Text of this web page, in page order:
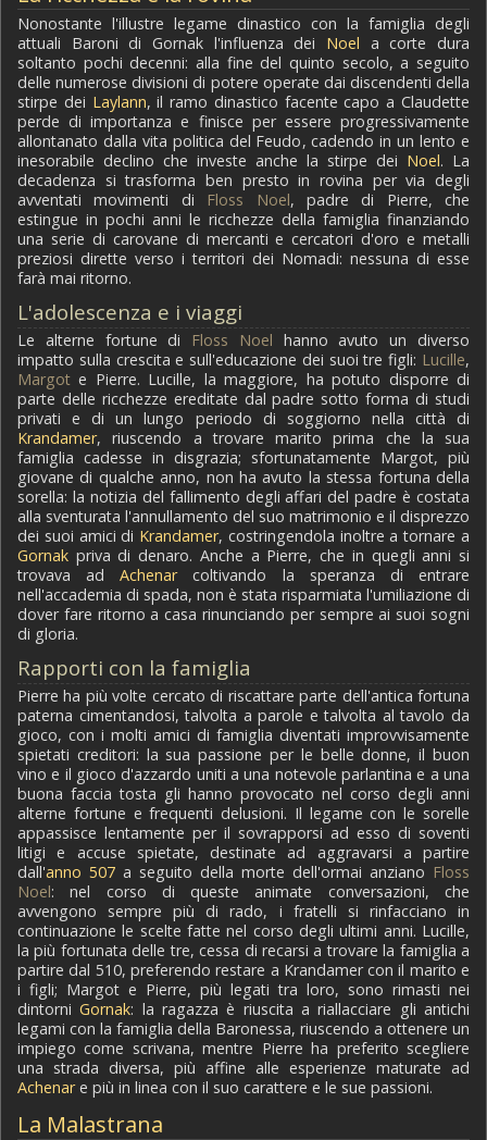
Nonostante l'illustre legame dinastico con la famiglia degli
attuali Baroni di Gornak l'influenza dei Noel a corte dura
soltanto pochi decenni: alla fine del quinto secolo, a seguito
delle numerose divisioni di potere operate dai discendenti della
stirpe dei Laylann, il ramo dinastico facente capo a Claudette
perde di importanza e finisce per essere progressivamente
allontanato dalla vita politica del Feudo, cadendo in un lento e
inesorabile declino che investe anche la stirpe dei Noel. La
decadenza si trasforma ben presto in rovina per via degli
avventati movimenti di Floss Noel, padre di Pierre, che
estingue in pochi anni le ricchezze della famiglia finanziando
una serie di carovane di mercanti e cercatori d'oro e metalli
preziosi dirette verso i territori dei Nomadi: nessuna di esse
farà mai ritorno.
L'adolescenza e i viaggi
Le alterne fortune di Floss Noel hanno avuto un diverso
impatto sulla crescita e sull'educazione dei suoi tre figli: Lucille,
Margot e Pierre. Lucille, la maggiore, ha potuto disporre di
parte delle ricchezze ereditate dal padre sotto forma di studi
privati e di un lungo periodo di soggiorno nella città di
Krandamer, riuscendo a trovare marito prima che la sua
famiglia cadesse in disgrazia; sfortunatamente Margot, più
giovane di qualche anno, non ha avuto la stessa fortuna della
sorella: la notizia del fallimento degli affari del padre è costata
alla sventurata l'annullamento del suo matrimonio e il disprezzo
dei suoi amici di Krandamer, costringendola inoltre a tornare a
Gornak priva di denaro. Anche a Pierre, che in quegli anni si
trovava adAchenarcoltivando la speranza di entrare
nell'accademia di spada, non è stata risparmiata l'umiliazione di
dover fare ritorno a casa rinunciando per sempre ai suoi sogni
di gloria.
Rapporti con la famiglia
Pierre ha più volte cercato di riscattare parte dell'antica fortuna
paterna cimentandosi, talvolta a parole e talvolta al tavolo da
gioco, con i molti amici di famiglia diventati improvvisamente
spietati creditori: la sua passione per le belle donne, il buon
vino e il gioco d'azzardo uniti a una notevole parlantina e a una
buona faccia tosta gli hanno provocato nel corso degli anni
alterne fortune e frequenti delusioni. Il legame con le sorelle
appassisce lentamente per il sovrapporsi ad esso di soventi
litigi e accuse spietate, destinate ad aggravarsi a partire
dall'anno 507 a seguito della morte dell'ormai anziano Floss
Noel: nel corso di queste animate conversazioni, che
avvengono sempre più di rado, i fratelli si rinfacciano in
continuazione le scelte fatte nel corso degli ultimi anni. Lucille,
la più fortunata delle tre, cessa di recarsi a trovare la famiglia a
partire dal 510, preferendo restare a Krandamer con il marito e
i figli; Margot e Pierre, più legati tra loro, sono rimasti nei
dintorniGornak: la ragazza è riuscita a riallacciare gli antichi
legami con la famiglia della Baronessa, riuscendo a ottenere un
impiego come scrivana, mentre Pierre ha preferito scegliere
una strada diversa, più affine alle esperienze maturate ad
Achenare più in linea con il suo carattere e le sue passioni.
La Malastrana